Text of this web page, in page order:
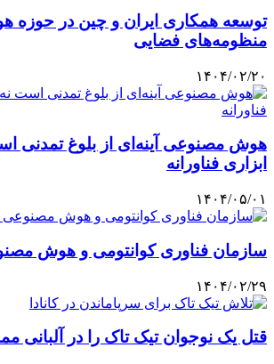
توسعه همکاری ایران و چین در
منظومه‌های فضایی
۱۴۰۴/۰۲/۲۰
هوش مصنوعی آینه‌ای از بلوغ تمدنی
ابزاری فناورانه
۱۴۰۴/۰۵/۰۱
سازمان فناوری کوانتومی و هوش
۱۴۰۴/۰۲/۲۹
قتل یک نوجوان تیک تاک را در آلبانی